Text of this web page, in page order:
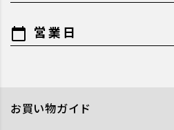
calendar_today 営業日
お買い物ガイド